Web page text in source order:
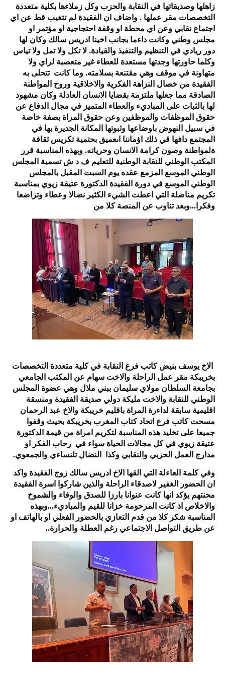
زاهلها وصديقاتها في النقابة والحزب وكل زملاءها بكلية متعددة
التخصصات مقر عملها . واضاف ان الفقيدة لم تتغيب قط عن اي
اجتماع نقابي وعن اي محطة او وقفة احتجاجية او مؤتمر او
مجلس وطني وكانت داءما بجانب اخينا ادريس سالك وكان لها
دور ريادي في التنظيم والتنفيذ والقيادة. لا تكل ولا تمل ولا تياس
وكلما حاورتها وجدتها مستعدة للعطاء غير متعصبة لراي ولا
متهاونة في موقف وهي مقتنعة بسلامته. وما كانت تتحلى به
الفقيدة من خصال النزاهة الفكرية والاخلاقية وروح المواطنة
الصادقة مما جعلها ملتزمة بقضايا الانسان العادلة وكان مشهود
لها بالثبات على المباديء والعطاء المتميز في مجال الدفاع عن
حقوق الموظفات والموظفين وعن حقوق المراة بصفة خاصة
في سبيل النهوض باوضاعها وثبوتها المكانة الجديرة بها في
المجتمع دافها قي ذلك اؤماننا اىعميق بحتمية تكريس ثقافة
ةلمواطنة وصون كرامة الانسان وحرياته. وبهذه المناسبة قرر
المكتب الوطني للنقابة الوطنية للتعليم ف د ش تسمية المجلس
الوطني الموسع المزمع عقده يوم السبت المقبل بالمجلس
الوطني الموسع في دورة الفقيدة الدكتورة عتيقة زيوي بمناسبة
تكريم مناضلة التي اعطت الشيء الكثير نضالا وعطاء وتزاضعا
وفكرا...وبعد تناوب عن المنصة كلا من
الاخ يوسف بنيض كاتب فرع النقابة في كلية متعددة التخصصات
بخريبكة مقر عمل الراحلة والاخت سهام عن المكتب الجامعي
بجامعة السلطان مولاي سليمان ببني ملال وهي عضوة المجلس
الوطني للنقابة والاخت مليكة دولي صديقة الفقيدة ومنسقة
اقليمية سابقة لداءرة المراة باقليم خريبكة والاخ عبد الرحمان
مسحت كاتب فرع اتحاد كتاب المغرب بخريبكة بحيث وقفوا
جميعا على تخليد هذه المناسبة لتكريم امراة من قيمة الدكتورة
عتيقة زيوي في كل مجالات الحياة سواء في رحاب الفكر او
مدارج العمل الحزبي والنقابي وكذا النضال تلنساءي والجمعوي.
وفي كلمة العاءلة التي القها الاخ ادريس سالك زوج الفقيدة واكد
ان الحضور الغفير لاصدقاء الراحلة والذين شاركوا اسرة الفقيدة
محنتهم يؤكد انها كانت عنوانا بارزا للصدق والوفاء والشموخ
والاخلاص اذ كانت المرحومة خزانا للقيم والمباديء...وبهذه
المناسبة شكر كلا من قدم التعازي بالحضور الفعلي او بالهاتف او
عن طريق التواصل الاجتماعي رغم العطلة والحرارة..